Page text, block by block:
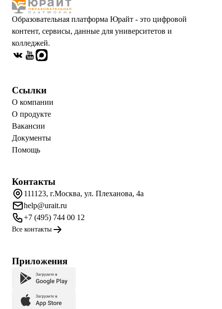
Образовательная платформа Юрайт - это цифровой
контент, сервисы, данные для университетов и
колледжей.
Ссылки
О компании
О продукте
Вакансии
Документы
Помощь
Контакты
111123, г.Москва, ул. Плеханова, 4а
help@urait.ru
+7 (495) 744 00 12
Все контакты
Приложения